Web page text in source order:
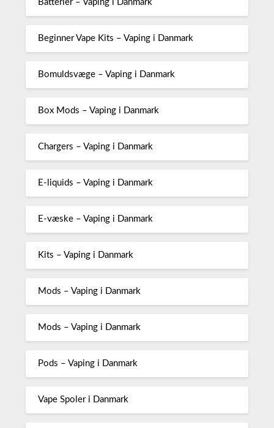
Batterier – Vaping i Danmark
Beginner Vape Kits – Vaping i Danmark
Bomuldsvæge – Vaping i Danmark
Box Mods – Vaping i Danmark
Chargers – Vaping i Danmark
E-liquids – Vaping i Danmark
E-væske – Vaping i Danmark
Kits – Vaping i Danmark
Mods – Vaping i Danmark
Mods – Vaping i Danmark
Pods – Vaping i Danmark
Vape Spoler i Danmark